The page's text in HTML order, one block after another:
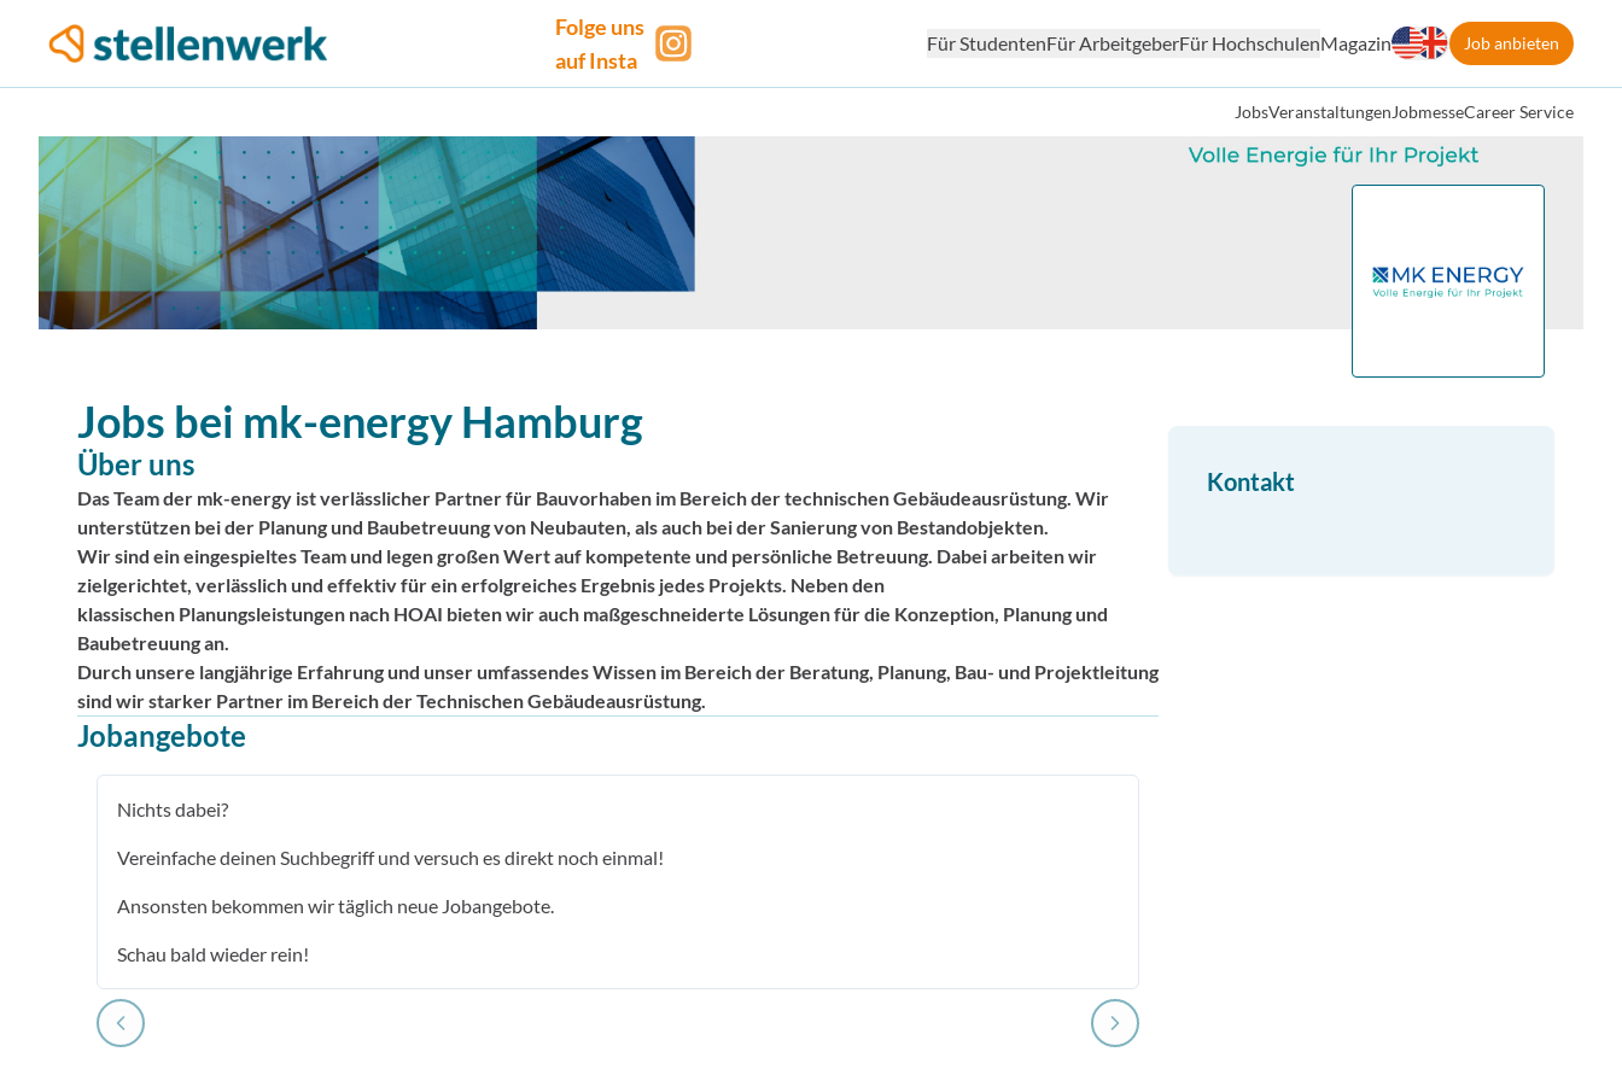
Folge uns
auf Insta
Für StudentenFür ArbeitgeberFür HochschulenMagazin Job anbieten
JobsVeranstaltungenJobmesseCareer Service
Jobs bei mk-energy Hamburg
Über uns
Das Team der mk-energy ist verlässlicher Partner für Bauvorhaben im Bereich der technischen Gebäudeausrüstung. Wir
unterstützen bei der Planung und Baubetreuung von Neubauten, als auch bei der Sanierung von Bestandobjekten.
Wir sind ein eingespieltes Team und legen großen Wert auf kompetente und persönliche Betreuung. Dabei arbeiten wir
zielgerichtet, verlässlich und effektiv für ein erfolgreiches Ergebnis jedes Projekts. Neben den
klassischen Planungsleistungen nach HOAI bieten wir auch maßgeschneiderte Lösungen für die Konzeption, Planung und
Baubetreuung an.
Durch unsere langjährige Erfahrung und unser umfassendes Wissen im Bereich der Beratung, Planung, Bau- und Projektleitung
sind wir starker Partner im Bereich der Technischen Gebäudeausrüstung.
Jobangebote
Nichts dabei?
Vereinfache deinen Suchbegriff und versuch es direkt noch einmal!
Ansonsten bekommen wir täglich neue Jobangebote.
Schau bald wieder rein!
Kontakt